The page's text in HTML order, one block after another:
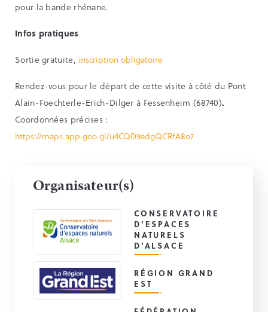
pour la bande rhénane.
Infos pratiques
Sortie gratuite, inscription obligatoire
Rendez-vous pour le départ de cette visite à côté du Pont
Alain-Foechterle-Erich-Dilger à Fessenheim (68740).
Coordonnées précises :
https://maps.app.goo.gl/u4CQD9adgQCRfA8o7
Organisateur(s)
CONSERVATOIRE
D'ESPACES
NATURELS
D'ALSACE
RÉGION GRAND
EST